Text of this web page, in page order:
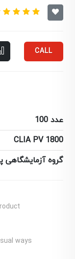
CALL
100 عدد
CLIA PV 1800
گروه آزمایشگاهی
ways